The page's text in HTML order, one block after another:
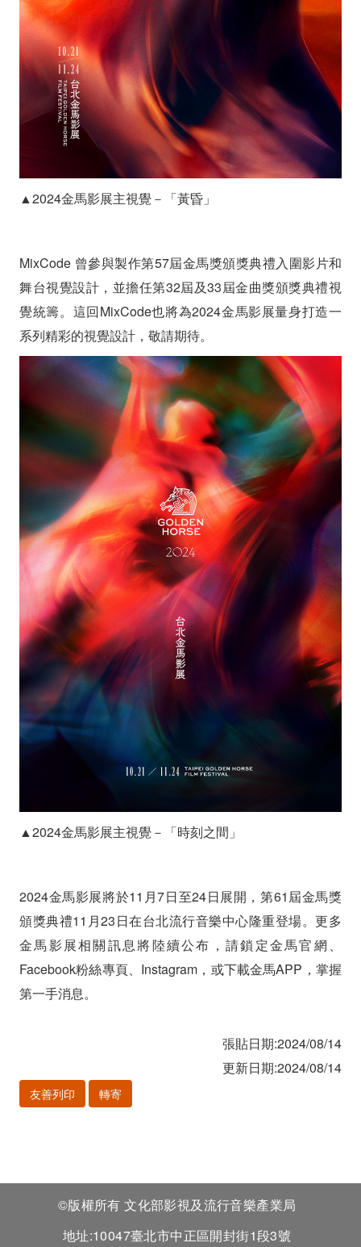
▲2024金馬影展主視覺－「黃昏」
MixCode 曾參與製作第57屆金馬獎頒獎典禮入圍影片和
舞台視覺設計，並擔任第32屆及33屆金曲獎頒獎典禮視
覺統籌。這回MixCode也將為2024金馬影展量身打造一
系列精彩的視覺設計，敬請期待。
▲2024金馬影展主視覺－「時刻之間」
2024金馬影展將於11月7日至24日展開，第61屆金馬獎
頒獎典禮11月23日在台北流行音樂中心隆重登場。更多
金馬影展相關訊息將陸續公布，請鎖定金馬官網、
Facebook粉絲專頁、Instagram，或下載金馬APP，掌握
第一手消息。
張貼日期:2024/08/14
更新日期:2024/08/14
友善列印 轉寄
©版權所有 文化部影視及流行音樂產業局
地址:10047臺北市中正區開封街1段3號